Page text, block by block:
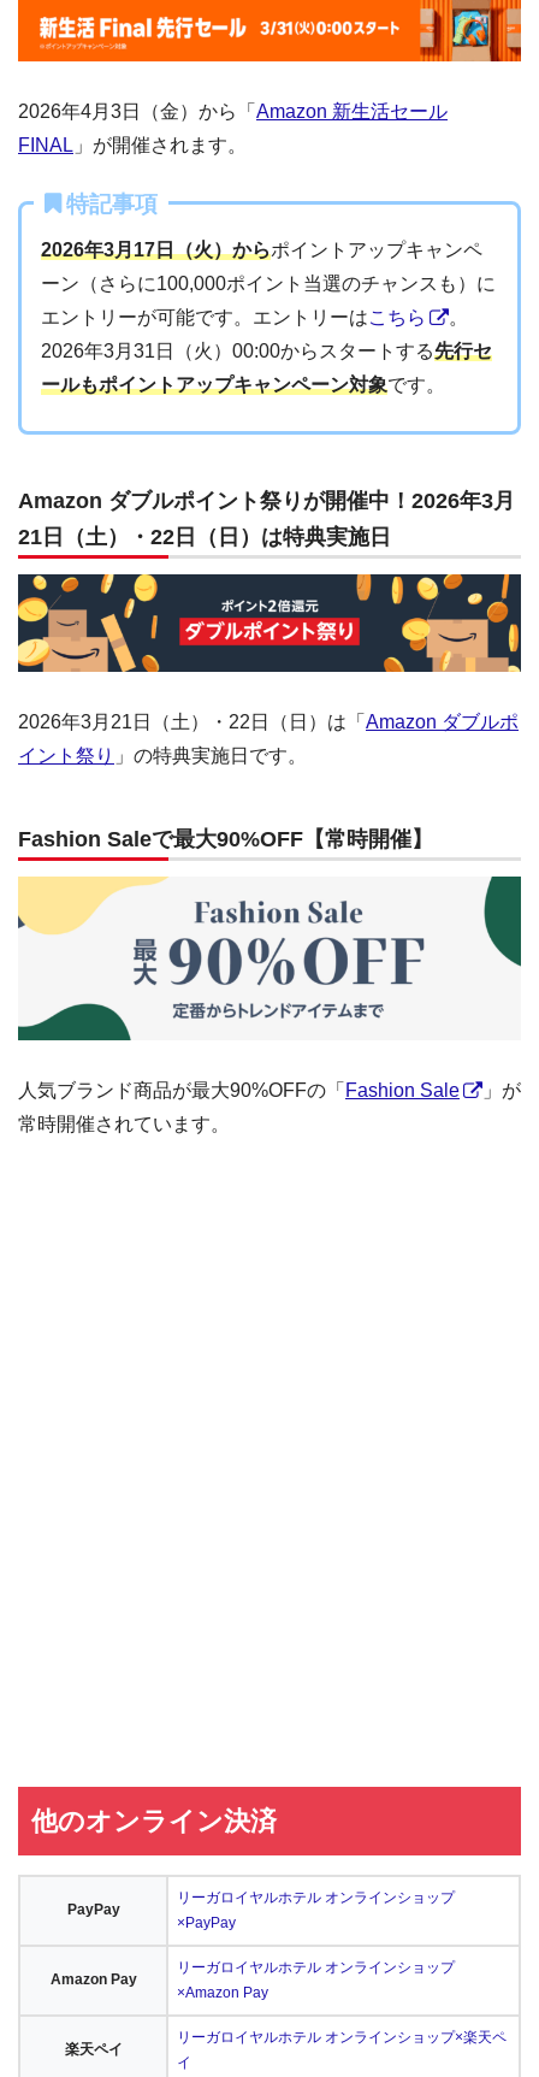
2026年4月3日（金）から「 Amazon 新生活セール
FINAL 」が開催されます。
特記事項
2026年3月17日（火）からポイントアップキャンペ
ーン（さらに100,000ポイント当選のチャンスも）に
エントリーが可能です。エントリーはこちら
。
2026年3月31日（火）00:00からスタートする先行セ
ールもポイントアップキャンペーン対象です。
Amazon ダブルポイント祭りが開催中！2026年3月
21日（土）・22日（日）は特典実施日
2026年3月21日（土）・22日（日）は「 Amazon ダブルポ
イント祭り 」の特典実施日です。
Fashion Saleで最大90%OFF【常時開催】
人気ブランド商品が最大90%OFFの「 Fashion Sale
」が
常時開催されています。
他のオンライン決済
PayPay
リーガロイヤルホテル オンラインショップ
×PayPay
Amazon Pay
リーガロイヤルホテル オンラインショップ
×Amazon Pay
楽天ペイ
リーガロイヤルホテル オンラインショップ×楽天ペ
イ